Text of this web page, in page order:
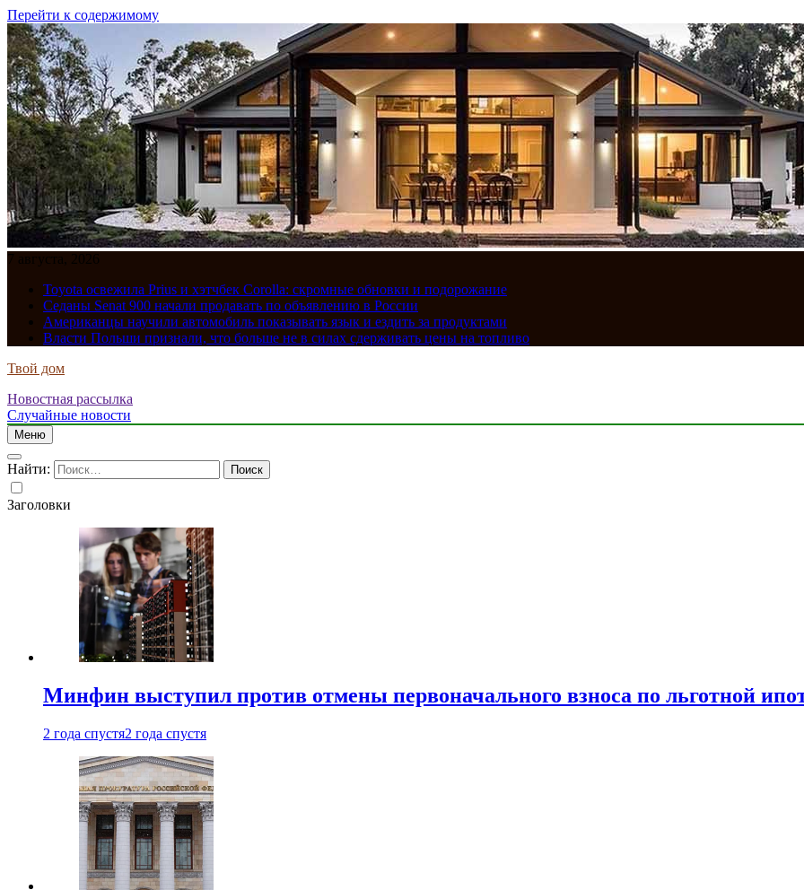
Перейти к содержимому
7 августа, 2026
Toyota освежила Prius и хэтчбек Corolla: скромные обновки и подорожание
Седаны Senat 900 начали продавать по объявлению в России
Американцы научили автомобиль показывать язык и ездить за продуктами
Власти Польши признали, что больше не в силах сдерживать цены на топливо
Твой дом
Новостная рассылка
Случайные новости
Меню
Найти:
Заголовки
Минфин выступил против отмены первоначального взноса по льготной
2 года спустя2 года спустя